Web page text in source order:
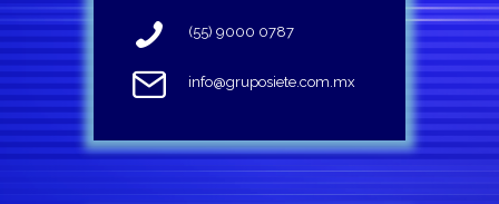
(55) 9000 0787
info@gruposiete.com.mx